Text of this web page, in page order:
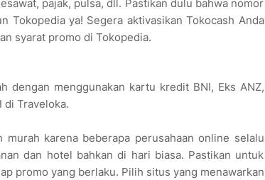
pajak, pulsa, dll. Pastikan dulu bahwa nomor
Tokopedia ya! Segera aktivasikan Tokocash Anda
syarat promo di Tokopedia.
dengan menggunakan kartu kredit BNI, Eks ANZ,
di Traveloka.
karena beberapa perusahaan online selalu
dan hotel bahkan di hari biasa. Pastikan untuk
promo yang berlaku. Pilih situs yang menawarkan